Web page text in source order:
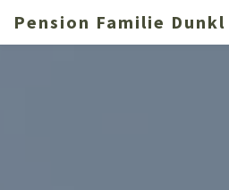
Pension Familie Dunkl